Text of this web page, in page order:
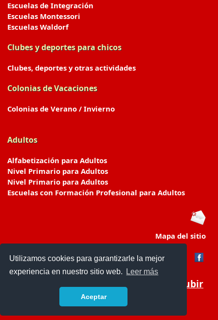
Utilizamos cookies para garantizarle la mejor
experiencia en nuestro sitio web.
Leer más
Aceptar
Escuelas de Integración
Escuelas Montessori
Escuelas Waldorf
Clubes y deportes para chicos
Clubes, deportes y otras actividades
Colonias de Vacaciones
Colonias de Verano / Invierno
Adultos
Alfabetización para Adultos
Nivel Primario para Adultos
Nivel Primario para Adultos
Escuelas con Formación Profesional para Adultos
Mapa del sitio
Subir